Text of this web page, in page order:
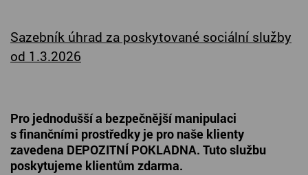
Sazebník úhrad za poskytované sociální služby
od 1.3.2026
Pro jednodušší a bezpečnější manipulaci
s finančními prostředky je pro naše klienty
zavedena DEPOZITNÍ POKLADNA. Tuto službu
poskytujeme klientům zdarma.